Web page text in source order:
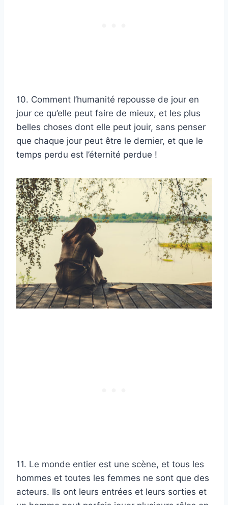
10. Comment l’humanité repousse de jour en
jour ce qu’elle peut faire de mieux, et les plus
belles choses dont elle peut jouir, sans penser
que chaque jour peut être le dernier, et que le
temps perdu est l’éternité perdue !
11. Le monde entier est une scène, et tous les
hommes et toutes les femmes ne sont que des
acteurs. Ils ont leurs entrées et leurs sorties et